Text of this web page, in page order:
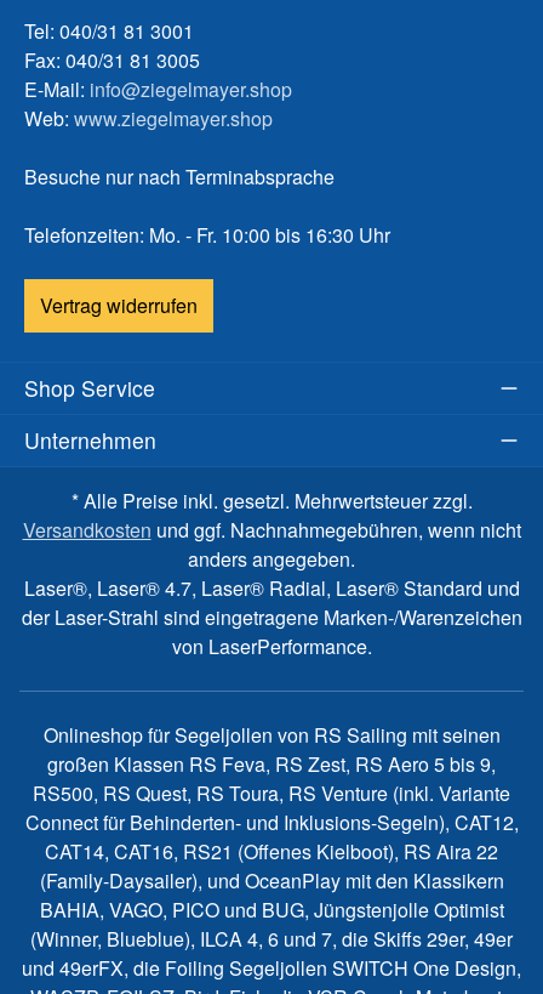
Tel: 040/31 81 3001
Fax: 040/31 81 3005
E-Mail: info@ziegelmayer.shop
Web: www.ziegelmayer.shop
Besuche nur nach Terminabsprache
Telefonzeiten: Mo. - Fr. 10:00 bis 16:30 Uhr
Vertrag widerrufen
Shop Service
Unternehmen
* Alle Preise inkl. gesetzl. Mehrwertsteuer zzgl.
Versandkosten und ggf. Nachnahmegebühren, wenn nicht
anders angegeben.
Laser®, Laser® 4.7, Laser® Radial, Laser® Standard und
der Laser-Strahl sind eingetragene Marken-/Warenzeichen
von LaserPerformance.
Onlineshop für Segeljollen von RS Sailing mit seinen
großen Klassen RS Feva, RS Zest, RS Aero 5 bis 9,
RS500, RS Quest, RS Toura, RS Venture (inkl. Variante
Connect für Behinderten- und Inklusions-Segeln), CAT12,
CAT14, CAT16, RS21 (Offenes Kielboot), RS Aira 22
(Family-Daysailer), und OceanPlay mit den Klassikern
BAHIA, VAGO, PICO und BUG, Jüngstenjolle Optimist
(Winner, Blueblue), ILCA 4, 6 und 7, die Skiffs 29er, 49er
und 49erFX, die Foiling Segeljollen SWITCH One Design,